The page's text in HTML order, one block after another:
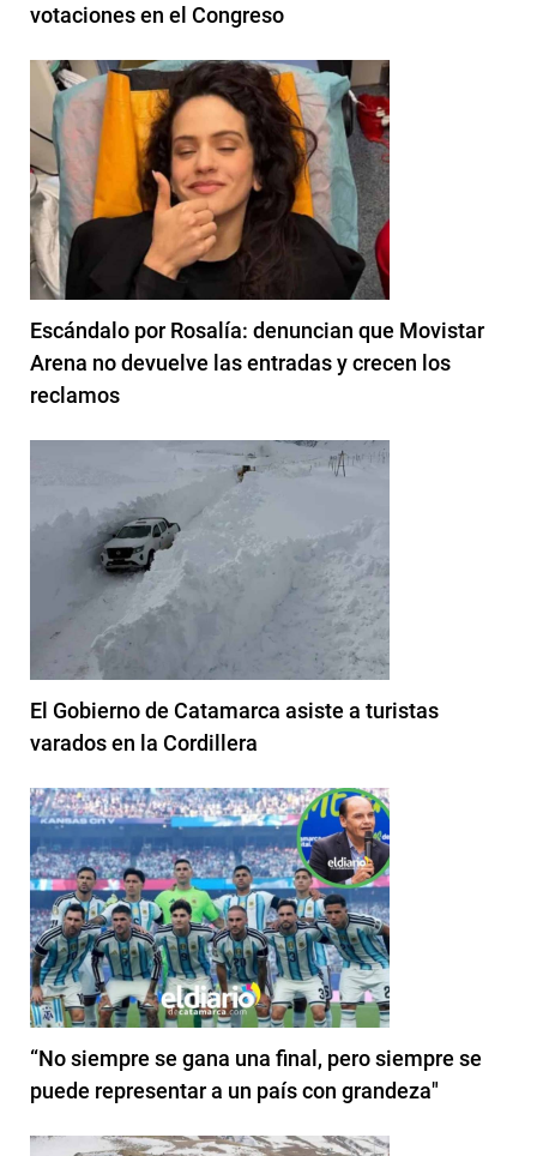
votaciones en el Congreso
Escándalo por Rosalía: denuncian que Movistar
Arena no devuelve las entradas y crecen los
reclamos
El Gobierno de Catamarca asiste a turistas
varados en la Cordillera
“No siempre se gana una final, pero siempre se
puede representar a un país con grandeza"